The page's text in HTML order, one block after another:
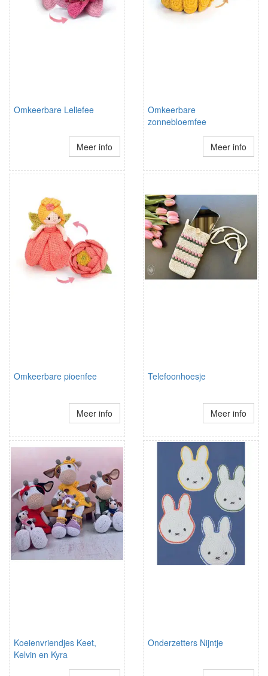
Omkeerbare Leliefee
Meer info
Omkeerbare
zonnebloemfee
Meer info
Omkeerbare pioenfee
Meer info
Telefoonhoesje
Meer info
Koeienvriendjes Keet,
Kelvin en Kyra
Onderzetters Nijntje